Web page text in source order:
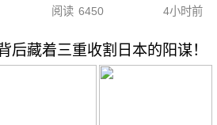
阅读 6450 4小时前
后藏着三重收割日本的阳谋！